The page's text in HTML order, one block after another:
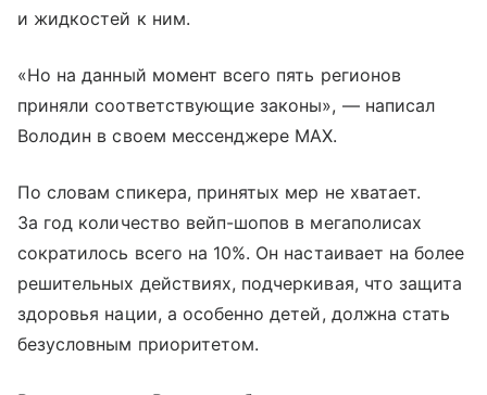
и жидкостей к ним.
«Но на данный момент всего пять регионов
приняли соответствующие законы», — написал
Володин в своем мессенджере MAX.
По словам спикера, принятых мер не хватает.
За год количество вейп-шопов в мегаполисах
сократилось всего на 10%. Он настаивает на более
решительных действиях, подчеркивая, что защита
здоровья нации, а особенно детей, должна стать
безусловным приоритетом.